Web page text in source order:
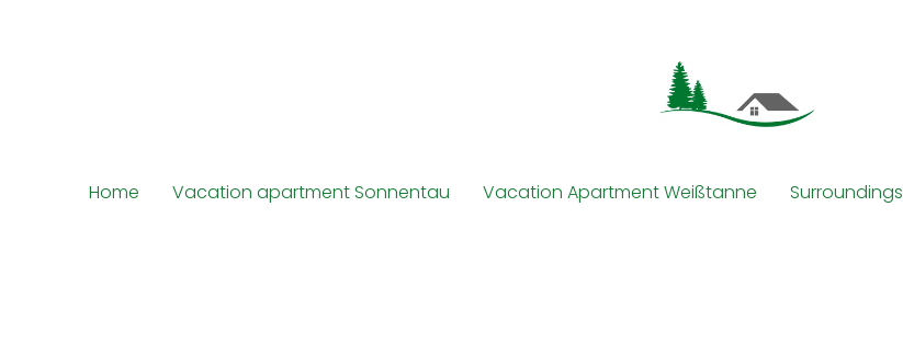
Home Vacation apartment Sonnentau Vacation Apartment Weißtanne Surroundings